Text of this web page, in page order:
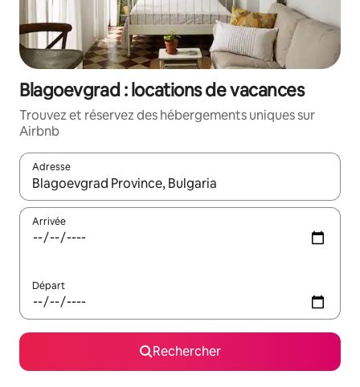
Blagoevgrad : locations de vacances
Trouvez et réservez des hébergements uniques sur
Airbnb
Adresse
Lorsque les résultats s'affichent, utilisez les flèches vers le
Arrivée
Départ
Rechercher